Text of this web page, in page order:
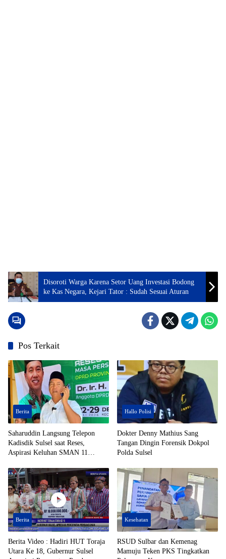
Disoroti Warga Karena Setor Uang Investasi Bodong
ke Kas Negara, Kejari Tator : Sudah Sesuai Aturan
Pos Terkait
Berita
Saharuddin Langsung Telepon
Kadisdik Sulsel saat Reses,
Aspirasi Keluhan SMAN 11
Hallo Polisi
Dokter Denny Mathius Sang
Tangan Dingin Forensik Dokpol
Polda Sulsel
Berita
Berita Video : Hadiri HUT Toraja
Utara Ke 18, Gubernur Sulsel
Kesehatan
RSUD Sulbar dan Kemenag
Mamuju Teken PKS Tingkatkan